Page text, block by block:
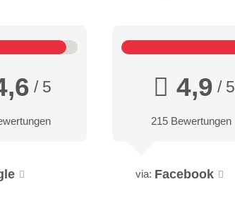
/ 5 4,9 / 5
215 Bewertungen
via: Facebook